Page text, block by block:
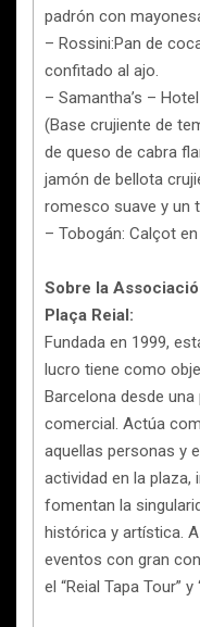
padrón con
– Rossini:Pan de
confitado al ajo.
– Samantha’s –
(Base crujiente de
de queso de cabra
jamón de bellota
romesco suave y un
– Tobogán: Calçot
Sobre la
Plaça Reial:
Fundada en 1999,
lucro tiene como
Barcelona desde
comercial. Actúa
aquellas personas y
actividad en la plaza,
fomentan la
histórica y artística.
eventos con gran
el “Reial Tapa Tour”